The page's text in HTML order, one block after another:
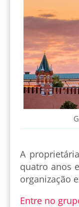
A
quatro anos
organização
Entre no